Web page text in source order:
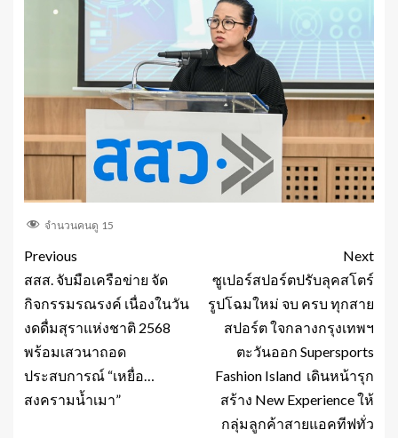
จำนวนคนดู 15
Previous
สสส. จับมือเครือข่าย จัด
กิจกรรมรณรงค์ เนื่องในวัน
งดดื่มสุราแห่งชาติ 2568
พร้อมเสวนาถอด
ประสบการณ์ “เหยื่อ…
สงครามน้ำเมา”
Next
ซูเปอร์สปอร์ตปรับลุคสโตร์
รูปโฉมใหม่ จบ ครบ ทุกสาย
สปอร์ต ใจกลางกรุงเทพฯ
ตะวันออก Supersports
Fashion Island เดินหน้ารุก
สร้าง New Experience ให้
กลุ่มลูกค้าสายแอคทีฟทั่ว